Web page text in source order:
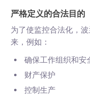
严格定义的合法目的
为了使监控合法化，
来，例如：
确保工作组织和安
财产保护
控制生产